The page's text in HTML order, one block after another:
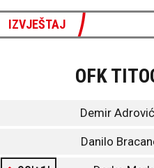
IZVJEŠTAJ
OFK
Demir
Danilo